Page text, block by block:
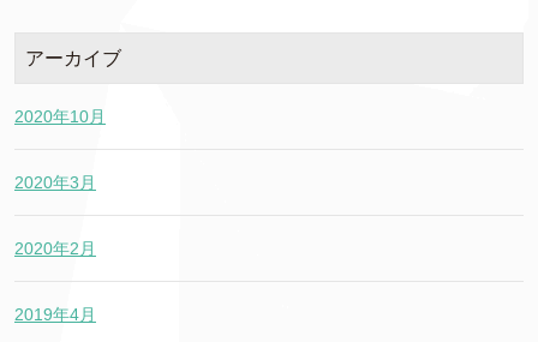
アーカイブ
2020年10月
2020年3月
2020年2月
2019年4月